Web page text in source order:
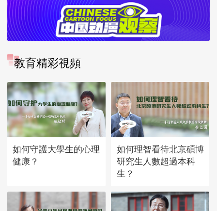
教育精彩視頻
如何守護大學生的心理
健康？
如何理智看待北京碩博
研究生人數超過本科
生？